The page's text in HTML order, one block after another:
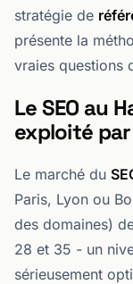
stratégie de
présente la
vraies questions
Le SEO au
exploité
Le marché du
Paris, Lyon ou
des domaines)
28 et 35 - un
sérieusement